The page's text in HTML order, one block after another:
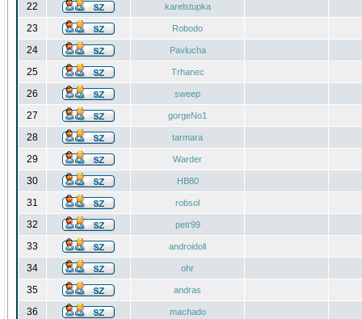
22 karelstupka
23 Robodo
24 Pavlucha
25 Trhanec
26 sweep
27 gorgeNo1
28 tarmara
29 Warder
30 HB80
31 robsol
32 petr99
33 androidoll
34 ohr
35 andras
36 machado